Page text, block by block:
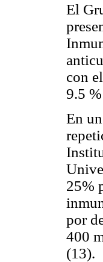
El
con
9.5
En
25%
por
400
(13).